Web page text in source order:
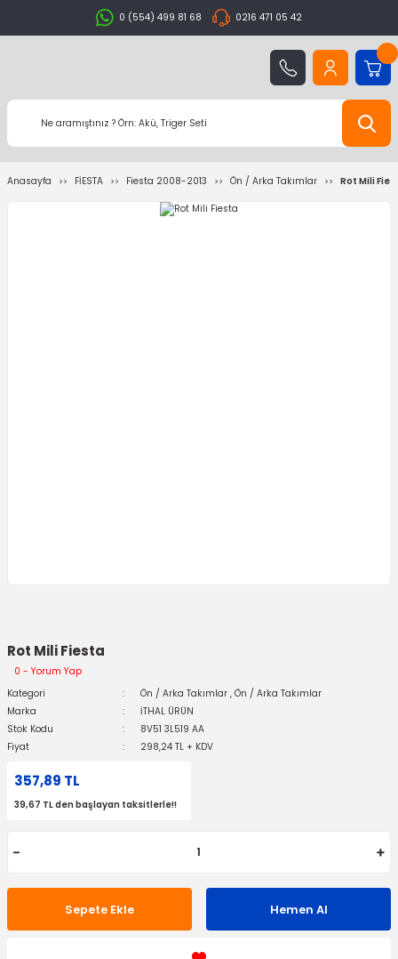
0 (554) 499 81 68 0216 471 05 42
Anasayfa FİESTA Fiesta 2008-2013 Ön / Arka Takımlar Rot Mili
Rot Mili Fiesta
0 - Yorum Yap
Kategori
Ön / Arka Takımlar , Ön / Arka Takımlar
Marka
İTHAL ÜRÜN
Stok Kodu
8V51 3L519 AA
Fiyat
298,24 TL + KDV
357,89 TL
39,67 TL den başlayan taksitlerle!!
Sepete Ekle Hemen Al